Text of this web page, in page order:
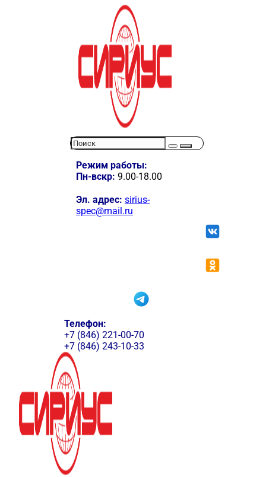
Режим работы:
Пн-вскр: 9.00-18.00
Эл. адрес: sirius-
spec@mail.ru
Телефон:
+7 (846) 221-00-70
+7 (846) 243-10-33